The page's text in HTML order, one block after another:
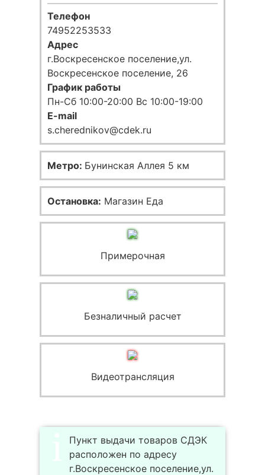
Телефон
74952253533
Адрес
г.Воскресенское поселение,ул.
Воскресенское поселение, 26
График работы
Пн-Сб 10:00-20:00 Вс 10:00-19:00
E-mail
s.cherednikov@cdek.ru
Метро: Бунинская Аллея 5 км
Остановка: Магазин Еда
Примерочная
Безналичный расчет
Видеотрансляция
Пункт выдачи товаров СДЭК
расположен по адресу
г.Воскресенское поселение,ул.